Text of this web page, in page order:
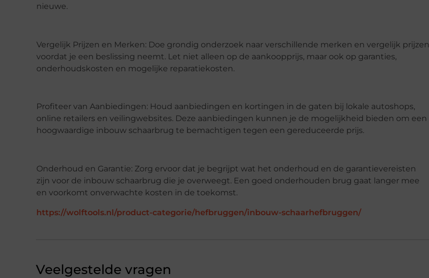
nieuwe.
Vergelijk Prijzen en Merken: Doe grondig onderzoek naar verschillende merken en vergelijk prijzen
voordat je een beslissing neemt. Let niet alleen op de aankoopprijs, maar ook op garanties,
onderhoudskosten en mogelijke reparatiekosten.
Profiteer van Aanbiedingen: Houd aanbiedingen en kortingen in de gaten bij lokale autoshops,
online retailers en veilingwebsites. Deze aanbiedingen kunnen je de mogelijkheid bieden om een
hoogwaardige inbouw schaarbrug te bemachtigen tegen een gereduceerde prijs.
Onderhoud en Garantie: Zorg ervoor dat je begrijpt wat het onderhoud en de garantievereisten
zijn voor de inbouw schaarbrug die je overweegt. Een goed onderhouden brug gaat langer mee
en voorkomt onverwachte kosten in de toekomst.
https://wolftools.nl/product-categorie/hefbruggen/inbouw-schaarhefbruggen/
Veelgestelde vragen